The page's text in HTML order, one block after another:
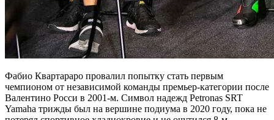
Фабио Квартараро провалил попытку стать первым
чемпионом от независимой команды премьер-категории после
Валентино Росси в 2001-м. Символ надежд Petronas SRT
Yamaha трижды был на вершине подиума в 2020 году, пока не